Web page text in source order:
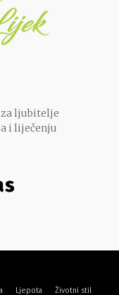
ljubitelje
i liječenju
Ljepota Životni stil